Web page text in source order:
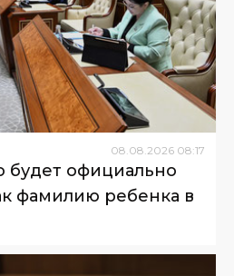
08 08 2026 08:17
официально
фамилию ребенка в